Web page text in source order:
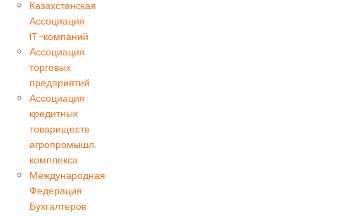
Казахстанская
Ассоциация
IT-компаний
Ассоциация
торговых
предприятий
Ассоциация
кредитных
товариществ
агропромышл.
комплекса
Международная
Федерация
Бухгалтеров